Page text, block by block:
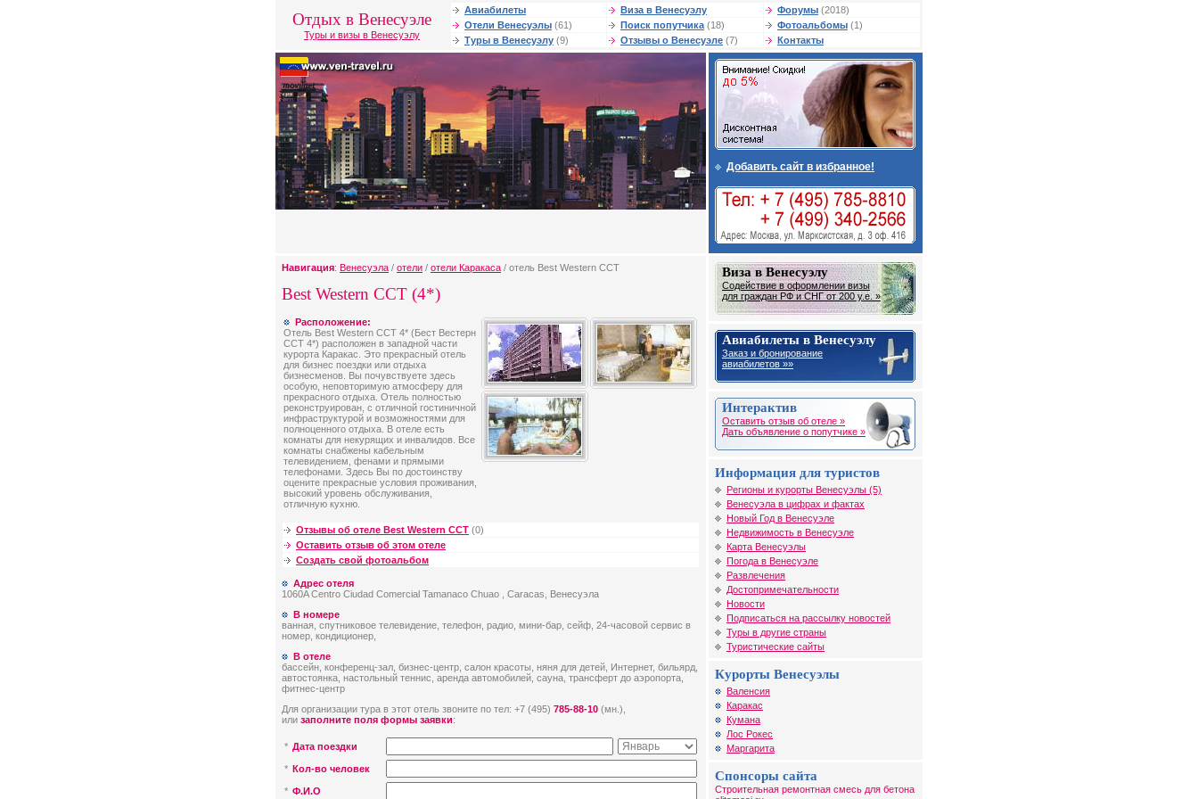
Отдых в Венесуэле
Туры и визы в Венесуэлу
Авиабилеты Виза в Венесуэлу Форумы (2018)
Отели Венесуэлы (61) Поиск попутчика (18) Фотоальбомы (1)
Туры в Венесуэлу (9) Отзывы о Венесуэле (7) Контакты
Добавить сайт в избранное!
Навигация: Венесуэла / отели / отели Каракаса / отель Best Western CCT
Best Western CCT (4*)
Расположение:
Отель Best Western CCT 4* (Бест Вестерн
ССТ 4*) расположен в западной части
курорта Каракас. Это прекрасный отель
для бизнес поездки или отдыха
бизнесменов. Вы почувствуете здесь
особую, неповторимую атмосферу для
прекрасного отдыха. Отель полностью
реконструирован, с отличной гостиничной
инфраструктурой и возможностями для
полноценного отдыха. В отеле есть
комнаты для некурящих и инвалидов. Все
комнаты снабжены кабельным
телевидением, фенами и прямыми
телефонами. Здесь Вы по достоинству
оцените прекрасные условия проживания,
высокий уровень обслуживания,
отличную кухню.
Отзывы об отеле Best Western CCT (0)
Оставить отзыв об этом отеле
Создать свой фотоальбом
Адрес отеля
1060A Centro Ciudad Comercial Tamanaco Chuao , Caracas, Венесуэла
В номере
ванная, спутниковое телевидение, телефон, радио, мини-бар, сейф, 24-часовой сервис в
номер, кондиционер,
В отеле
бассейн, конференц-зал, бизнес-центр, салон красоты, няня для детей, Интернет, бильярд,
автостоянка, настольный теннис, аренда автомобилей, сауна, трансферт до аэропорта,
фитнес-центр
Для организации тура в этот отель звоните по тел: +7 (495) 785-88-10 (мн.),
или заполните поля формы заявки:
* Дата поездки
* Кол-во человек
* Ф.И.О
Виза в Венесуэлу
Содействие в оформлении визы
для граждан РФ и СНГ от 200 у.е. »
Авиабилеты в Венесуэлу
Заказ и бронирование
авиабилетов »»
Интерактив
Оставить отзыв об отеле »
Дать объявление о попутчике »
Информация для туристов
Регионы и курорты Венесуэлы (5)
Венесуэла в цифрах и фактах
Новый Год в Венесуэле
Недвижимость в Венесуэле
Карта Венесуэлы
Погода в Венесуэле
Развлечения
Достопримечательности
Новости
Подписаться на рассылку новостей
Туры в другие страны
Туристические сайты
Курорты Венесуэлы
Валенсия
Каракас
Кумана
Лос Рокес
Маргарита
Спонсоры сайта
Строительная ремонтная смесь для бетона